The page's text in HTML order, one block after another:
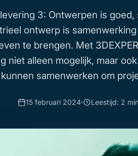
3: Ontwerpen is
ontwerp is
te brengen. Met
niet alleen mogelijk, maar
kunnen samenwerken om
15 februari 2024 Leestijd: 2